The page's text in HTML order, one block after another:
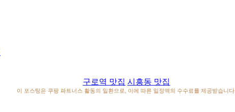
구로역 맛집 시흥동 맛집
이 포스팅은 쿠팡 파트너스 활동의 일환으로, 이에 따른 일정액의 수수료를 제공받습니다.